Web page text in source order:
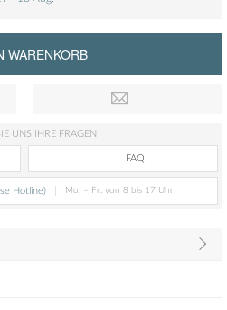
WARENKORB
UNS IHRE FRAGEN
FAQ
Hotline) Mo. – Fr. von 8 bis 17 Uhr